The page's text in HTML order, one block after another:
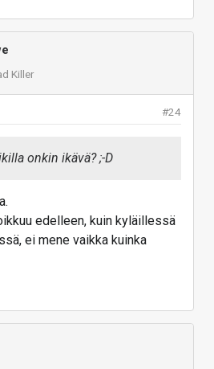
Killer
#24
onkin ikävä? ;-D
edelleen, kuin kyläillessä
ei mene vaikka kuinka